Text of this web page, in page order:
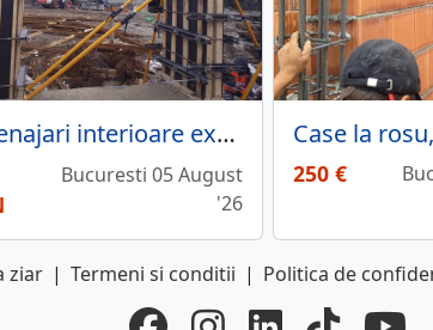
Amenajari interioare exterioare
Bucuresti 05 August
'26
250 €
ziar | Termeni si conditii | Politica de